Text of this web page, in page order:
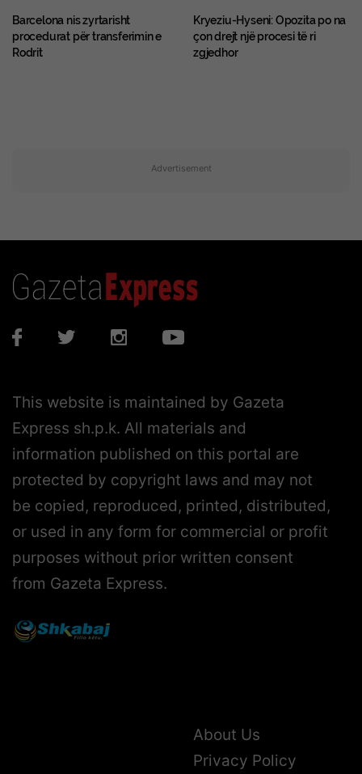
Barcelona nis zyrtarisht
procedurat për transferimin e
Rodrit
Kryeziu-Hyseni: Opozita po na
çon drejt një procesi të ri
zgjedhor
Advertisement
This website is maintained by Gazeta
Express sh.p.k. All materials and
information published on this portal are
protected by copyright laws and may not
be copied, reproduced, printed, distributed,
or used in any form for commercial or profit
purposes without prior written consent
from Gazeta Express.
About Us
Privacy Policy